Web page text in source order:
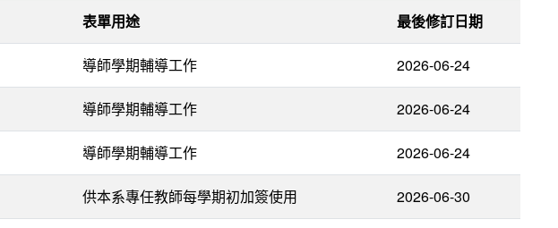
表單用途 最後修訂日期
導師學期輔導工作 2026-06-24
導師學期輔導工作 2026-06-24
導師學期輔導工作 2026-06-24
供本系專任教師每學期初加簽使用 2026-06-30